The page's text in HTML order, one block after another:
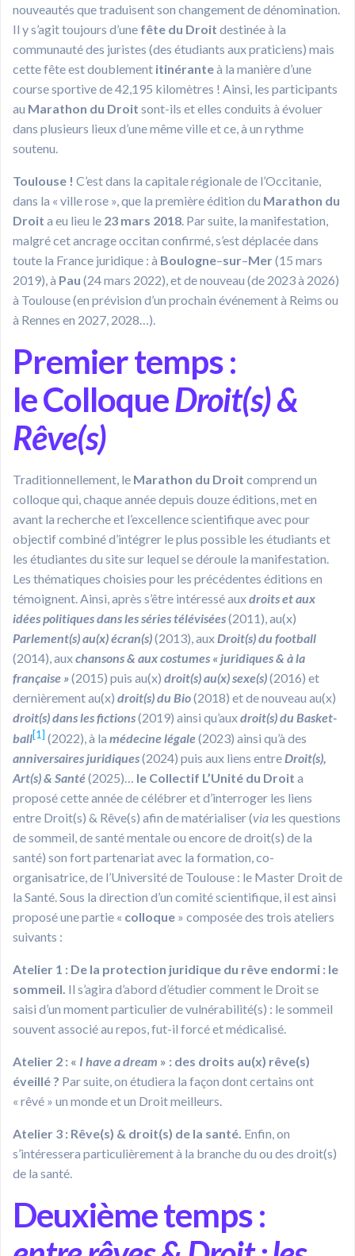
nouveautés que traduisent son changement de dénomination.
Il y s’agit toujours d’une fête du Droit destinée à la
communauté des juristes (des étudiants aux praticiens) mais
cette fête est doublement itinéranteà la manière d’une
course sportive de 42,195 kilomètres ! Ainsi, les participants
au Marathon du Droit sont-ils et elles conduits à évoluer
dans plusieurs lieux d’une même ville et ce, à un rythme
soutenu.
Toulouse ! C’est dans la capitale régionale de l’Occitanie,
dans la « ville rose », que la première édition du Marathon du
Droit a eu lieu le 23 mars 2018. Par suite, la manifestation,
malgré cet ancrage occitan confirmé, s’est déplacée dans
toute la France juridique : à Boulogne–sur–Mer(15 mars
2019), à Pau (24 mars 2022), et de nouveau (de 2023 à 2026)
à Toulouse (en prévision d’un prochain événement à Reims ou
à Rennes en 2027, 2028…).
Premier temps :
le ColloqueDroit(s) &
Rêve(s)
Traditionnellement, le Marathon du Droit comprend un
colloque qui, chaque année depuis douze éditions, met en
avant la recherche et l’excellence scientifique avec pour
objectif combiné d’intégrer le plus possible les étudiants et
les étudiantes du site sur lequel se déroule la manifestation.
Les thématiques choisies pour les précédentes éditions en
témoignent. Ainsi, après s’être intéressé auxdroits et aux
idées politiques dans les séries télévisées(2011), au(x)
Parlement(s) au(x) écran(s)(2013), auxDroit(s) du football
(2014), auxchansons & aux costumes « juridiques & à la
française »(2015) puis au(x) droit(s) au(x) sexe(s)(2016) et
dernièrement au(x) droit(s) du Bio(2018) et de nouveau au(x)
droit(s) dans les fictions(2019) ainsi qu’auxdroit(s) du Basket-
ball[1] (2022), à la médecine légale(2023) ainsi qu’à des
anniversaires juridiques(2024) puis aux liens entreDroit(s),
Art(s) & Santé(2025)… le Collectif L’Unité du Droit a
proposé cette année de célébrer et d’interroger les liens
entre Droit(s) & Rêve(s) afin de matérialiser (via les questions
de sommeil, de santé mentale ou encore de droit(s) de la
santé) son fort partenariat avec la formation, co-
organisatrice, de l’Université de Toulouse : le Master Droit de
la Santé. Sous la direction d’un comité scientifique, il est ainsi
proposé une partie « colloque » composée des trois ateliers
suivants :
Atelier 1 : De la protection juridique du rêve endormi : le
sommeil. Il s’agira d’abord d’étudier comment le Droit se
saisi d’un moment particulier de vulnérabilité(s) : le sommeil
souvent associé au repos, fut-il forcé et médicalisé.
Atelier 2 : « I have a dream » : des droits au(x) rêve(s)
éveillé ? Par suite, on étudiera la façon dont certains ont
« rêvé » un monde et un Droit meilleurs.
Atelier 3 : Rêve(s) & droit(s) de la santé. Enfin, on
s’intéressera particulièrement à la branche du ou des droit(s)
de la santé.
Deuxième temps :